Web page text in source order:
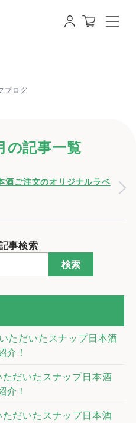
の記事一覧 | 【即日発送OK
ブログ
の記事一覧
酒ご注文のオリジナルラベ
事検索
検索
ただいたスナップ日本酒
介！
だいたスナップ日本酒
介！
だいたスナップ日本酒